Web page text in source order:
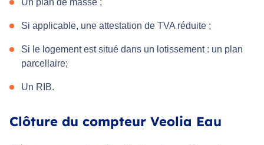
Si applicable, une attestation de TVA réduite ;
Si le logement est situé dans un lotissement : un plan
parcellaire;
Un RIB.
Clôture du compteur Veolia Eau